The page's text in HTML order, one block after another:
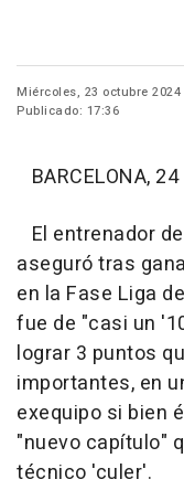
Miércoles, 23 octubre 2024
Publicado: 17:36
BARCELONA, 24
El entrenador
aseguró tras
en la Fase Liga
fue de "casi un
lograr 3 puntos
importantes, en
exequipo si bien
"nuevo capítulo"
técnico 'culer'.